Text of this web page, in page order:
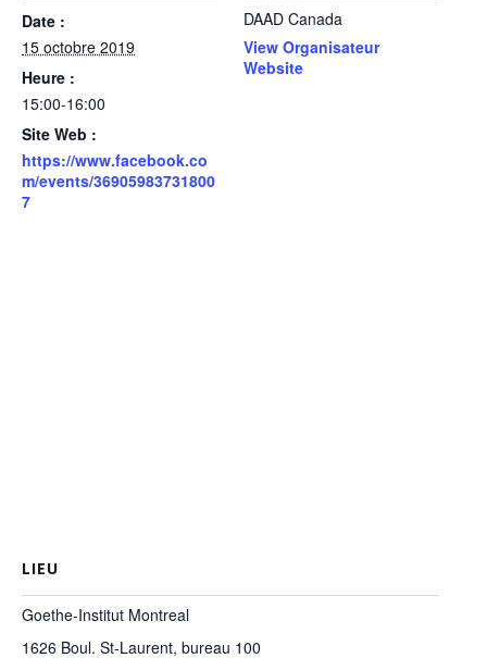
Date :
15 octobre 2019
Heure :
15:00-16:00
Site Web :
https://www.facebook.co
m/events/36905983731800
7
DAAD Canada
View Organisateur
Website
LIEU
Goethe-Institut Montreal
1626 Boul. St-Laurent, bureau 100